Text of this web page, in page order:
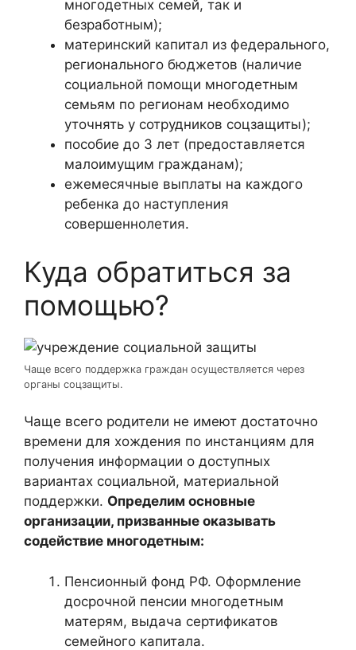
многодетных семей, так и
безработным);
материнский капитал из федерального,
регионального бюджетов (наличие
социальной помощи многодетным
семьям по регионам необходимо
уточнять у сотрудников соцзащиты);
пособие до 3 лет (предоставляется
малоимущим гражданам);
ежемесячные выплаты на каждого
ребенка до наступления
совершеннолетия.
Куда обратиться за
помощью?
Чаще всего поддержка граждан осуществляется через
органы соцзащиты.
Чаще всего родители не имеют достаточно
времени для хождения по инстанциям для
получения информации о доступных
вариантах социальной, материальной
поддержки. Определим основные
организации, призванные оказывать
содействие многодетным:
Пенсионный фонд РФ. Оформление
досрочной пенсии многодетным
матерям, выдача сертификатов
семейного капитала.